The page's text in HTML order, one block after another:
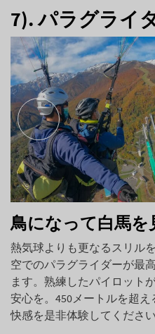
7). パラグライ
鳥になって白馬を
熱気球よりも更なるスリル
空でのパラグライダーが最
ます。熟練したパイロット
安心を。450メートルを超
快感を是非体験してください